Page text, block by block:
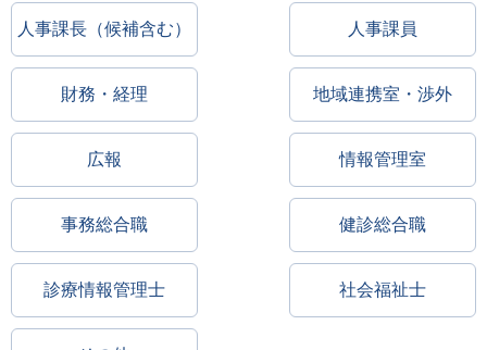
人事課長（候補含む） 人事課員
財務・経理 地域連携室・渉外
広報 情報管理室
事務総合職 健診総合職
診療情報管理士 社会福祉士